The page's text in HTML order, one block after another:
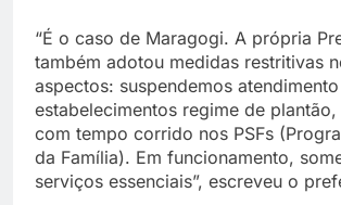
“É o caso de Maragogi. A própria
também adotou medidas restritivas
aspectos: suspendemos
estabelecimentos regime de
com tempo corrido nos PSFs
da Família). Em funcionamento,
serviços essenciais”, escreveu o